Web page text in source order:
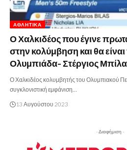
ΑΘΛΗΤΙΚΆ
Ο Χαλκιδέος που έγινε
στην κολύμβηση και θα
Ολυμπιάδα- Στέργιος
Ο Χαλκιδέος κολυμβητής του Ολυμπιακού
συγκλονιστική εμφάνιση…
13 Αυγούστου 2023
- Διαφήμιση -